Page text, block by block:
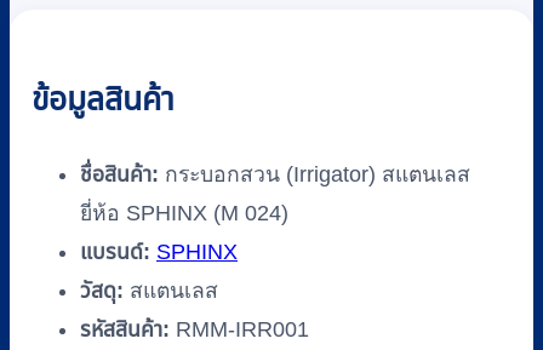
ชิ้น
ข้อมูลสินค้า
ชื่อสินค้า: กระบอกสวน (Irrigator) สแตนเลส
ยี่ห้อ SPHINX (M 024)
แบรนด์: SPHINX
วัสดุ: สแตนเลส
รหัสสินค้า: RMM-IRR001